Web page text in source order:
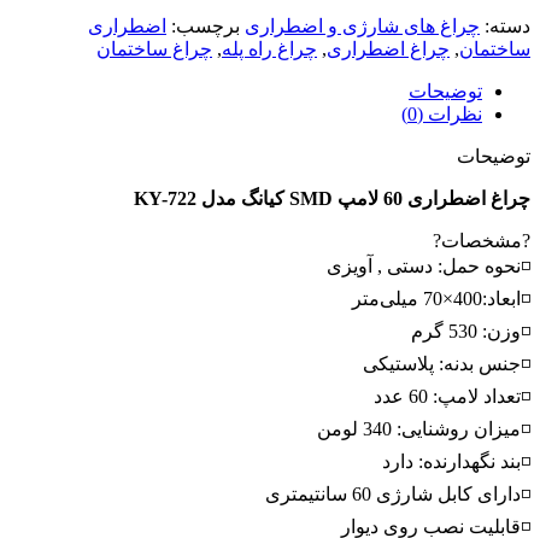
دسته: چراغ های شارژی و اضطراری برچسب: اضطراری
ساختمان, چراغ اضطراری, چراغ راه پله, چراغ ساختمان
توضیحات
نظرات (0)
توضیحات
چراغ اضطراری 60 لامپ SMD کیانگ مدل KY-722
?مشخصات?
◽نحوه حمل: دستی , آویزی
◽ابعاد:400×70 میلی‌متر
◽وزن: 530 گرم
◽جنس بدنه: پلاستیکی
◽تعداد لامپ: 60 عدد
◽میزان روشنایی: 340 لومن
◽بند نگهدارنده: دارد
◽دارای کابل شارژی 60 سانتیمتری
◽قابلیت نصب روی دیوار